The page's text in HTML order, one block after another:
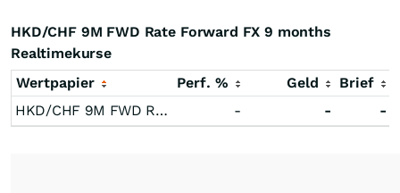
HKD/CHF 9M FWD Rate Forward FX 9 months
Realtimekurse
Wertpapier
Perf. % Geld
Brief
HKD/CHF 9M FWD Rate Forward FX 9 months
- - -